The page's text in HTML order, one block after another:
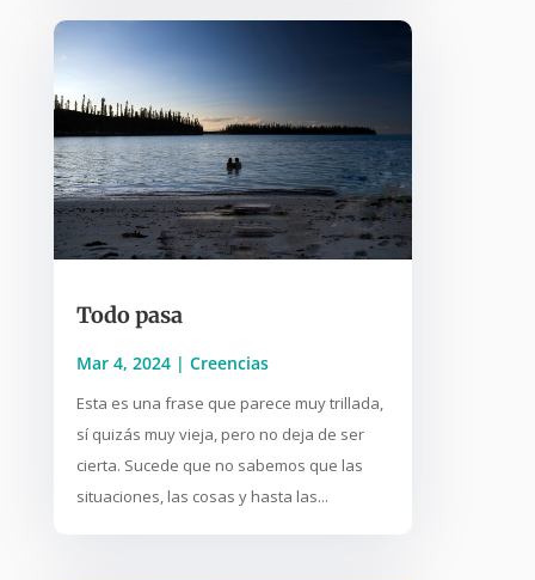
Todo pasa
Mar 4, 2024| Creencias
Esta es una frase que parece muy trillada,
sí quizás muy vieja, pero no deja de ser
cierta. Sucede que no sabemos que las
situaciones, las cosas y hasta las...